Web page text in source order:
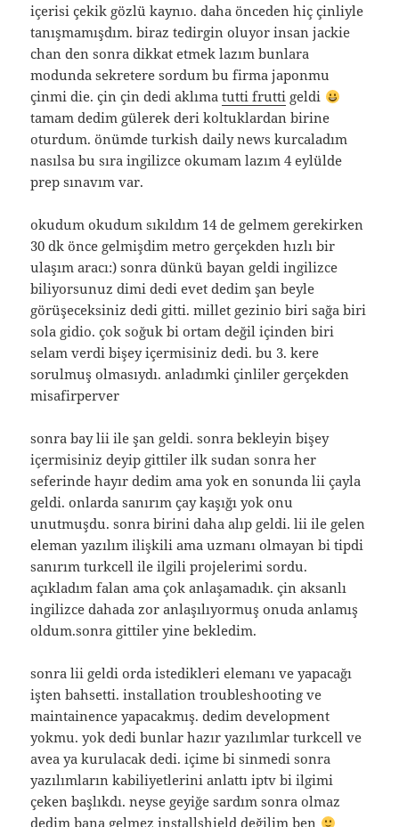
içerisi çekik gözlü kaynıo. daha önceden hiç çinliyle
tanışmamışdım. biraz tedirgin oluyor insan jackie
chan den sonra dikkat etmek lazım bunlara
modunda sekretere sordum bu firma japonmu
çinmi die. çin çin dedi aklımatutti frutti geldi
tamam dedim gülerek deri koltuklardan birine
oturdum. önümde turkish daily news kurcaladım
nasılsa bu sıra ingilizce okumam lazım 4 eylülde
prep sınavım var.
okudum okudum sıkıldım 14 de gelmem gerekirken
30 dk önce gelmişdim metro gerçekden hızlı bir
ulaşım aracı:) sonra dünkü bayan geldi ingilizce
biliyorsunuz dimi dedi evet dedim şan beyle
görüşeceksiniz dedi gitti. millet gezinio biri sağa biri
sola gidio. çok soğuk bi ortam değil içinden biri
selam verdi bişey içermisiniz dedi. bu 3. kere
sorulmuş olmasıydı. anladımki çinliler gerçekden
misafirperver
sonra bay lii ile şan geldi. sonra bekleyin bişey
içermisiniz deyip gittiler ilk sudan sonra her
seferinde hayır dedim ama yok en sonunda lii çayla
geldi. onlarda sanırım çay kaşığı yok onu
unutmuşdu. sonra birini daha alıp geldi. lii ile gelen
eleman yazılım ilişkili ama uzmanı olmayan bi tipdi
sanırım turkcell ile ilgili projelerimi sordu.
açıkladım falan ama çok anlaşamadık. çin aksanlı
ingilizce dahada zor anlaşılıyormuş onuda anlamış
oldum.sonra gittiler yine bekledim.
sonra lii geldi orda istedikleri elemanı ve yapacağı
işten bahsetti. installation troubleshooting ve
maintainence yapacakmış. dedim development
yokmu. yok dedi bunlar hazır yazılımlar turkcell ve
avea ya kurulacak dedi. içime bi sinmedi sonra
yazılımların kabiliyetlerini anlattı iptv bi ilgimi
çeken başlıkdı. neyse geyiğe sardım sonra olmaz
dedim bana gelmez installshield değilim ben